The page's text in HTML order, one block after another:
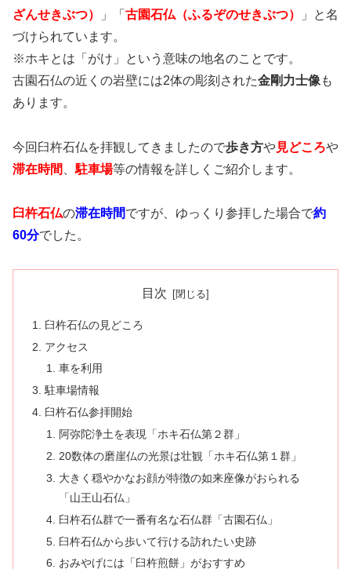
ざんせきぶつ）
」「 古園石仏（ふるぞのせきぶつ）
」と名
づけられています。
※ホキとは「がけ」という意味の地名のことです。
古園石仏の近くの岩壁には2体の彫刻された金剛力士像 も
あります。
今回臼杵石仏を拝観してきましたので歩き方や見どころや
滞在時間 駐車場等の情報を詳しくご紹介します。
臼杵石仏の滞在時間ですが、ゆっくり参拝した場合で約
60分でした。
目次
臼杵石仏の見どころ
アクセス
車を利用
駐車場情報
臼杵石仏参拝開始
阿弥陀浄土を表現「ホキ石仏第２群」
20数体の磨崖仏の光景は壮観「ホキ石仏第１群」
大きく穏やかなお顔が特徴の如来座像がおられる
「山王山石仏」
臼杵石仏群で一番有名な石仏群「古園石仏」
臼杵石仏から歩いて行ける訪れたい史跡
おみやげには「臼杵煎餅」がおすすめ